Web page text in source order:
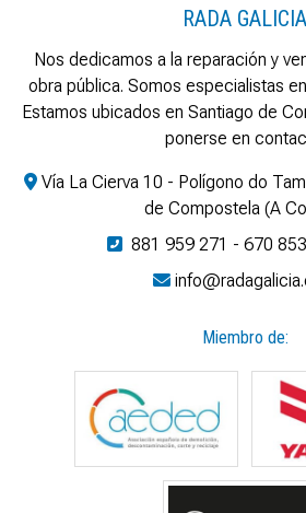
RADA GALICIA
Nos dedicamos a la reparación y
obra pública. Somos especialistas
Estamos ubicados en Santiago de
ponerse en
Vía La Cierva 10 - Polígono do
de Compostela (A
881 959 271 - 670
Miembro de: